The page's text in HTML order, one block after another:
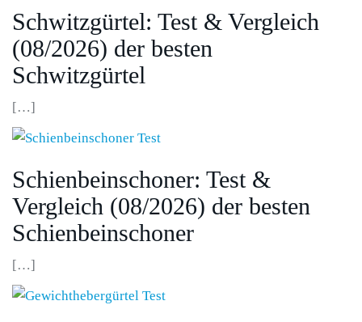
Schwitzgürtel: Test & Vergleich
(08/2026) der besten
Schwitzgürtel
[…]
Schienbeinschoner: Test &
Vergleich (08/2026) der besten
Schienbeinschoner
[…]